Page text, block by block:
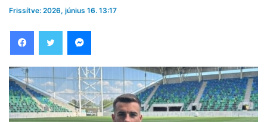
Frissítve: 2026, június 16. 13:17